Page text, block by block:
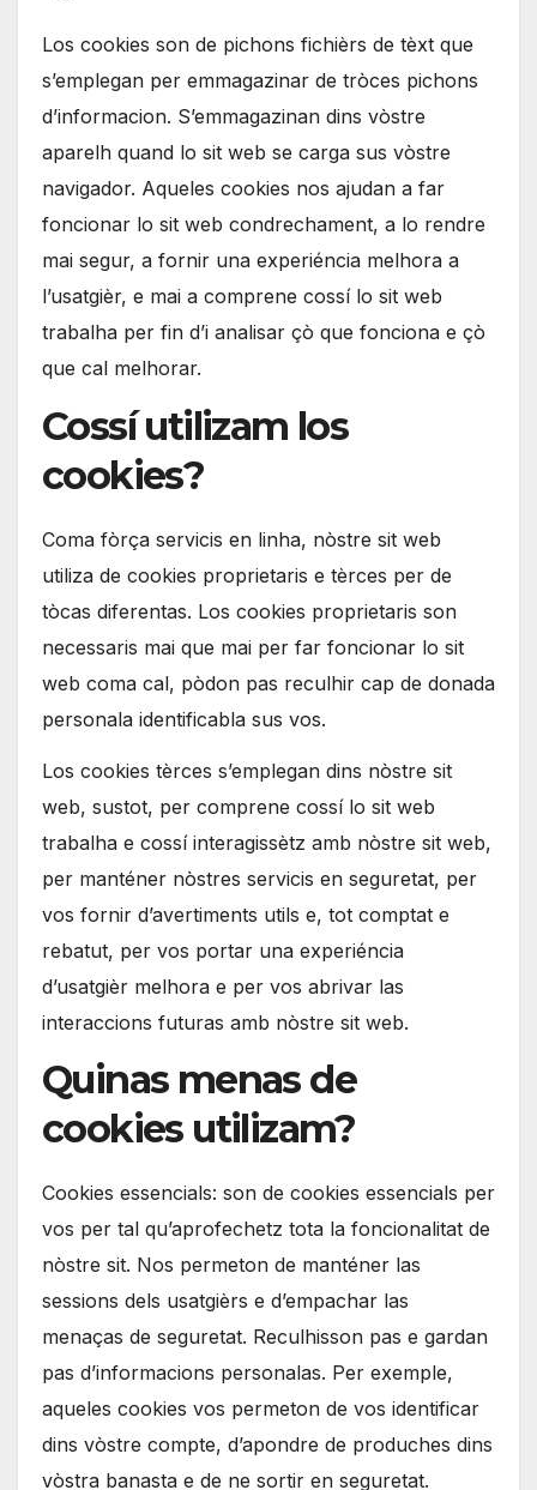
Los cookies son de pichons fichièrs de tèxt que
s’emplegan per emmagazinar de tròces pichons
d’informacion. S’emmagazinan dins vòstre
aparelh quand lo sit web se carga sus vòstre
navigador. Aqueles cookies nos ajudan a far
foncionar lo sit web condrechament, a lo rendre
mai segur, a fornir una experiéncia melhora a
l’usatgièr, e mai a comprene cossí lo sit web
trabalha per fin d’i analisar çò que fonciona e çò
que cal melhorar.
Cossí utilizam los
cookies?
Coma fòrça servicis en linha, nòstre sit web
utiliza de cookies proprietaris e tèrces per de
tòcas diferentas. Los cookies proprietaris son
necessaris mai que mai per far foncionar lo sit
web coma cal, pòdon pas reculhir cap de donada
personala identificabla sus vos.
Los cookies tèrces s’emplegan dins nòstre sit
web, sustot, per comprene cossí lo sit web
trabalha e cossí interagissètz amb nòstre sit web,
per manténer nòstres servicis en seguretat, per
vos fornir d’avertiments utils e, tot comptat e
rebatut, per vos portar una experiéncia
d’usatgièr melhora e per vos abrivar las
interaccions futuras amb nòstre sit web.
Quinas menas de
cookies utilizam?
Cookies essencials: son de cookies essencials per
vos per tal qu’aprofechetz tota la foncionalitat de
nòstre sit. Nos permeton de manténer las
sessions dels usatgièrs e d’empachar las
menaças de seguretat. Reculhisson pas e gardan
pas d’informacions personalas. Per exemple,
aqueles cookies vos permeton de vos identificar
dins vòstre compte, d’apondre de produches dins
vòstra banasta e de ne sortir en seguretat.